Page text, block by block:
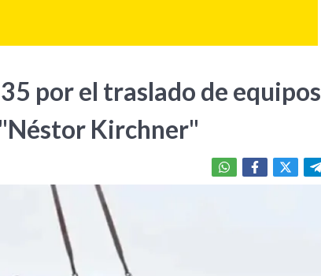
por el traslado de equipos
Kirchner"